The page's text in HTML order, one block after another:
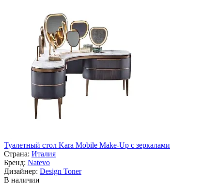
Туалетный стол Kara Mobile Make-Up с зеркалами
Страна: Италия
Бренд: Natevo
Дизайнер: Design Toner
В наличии